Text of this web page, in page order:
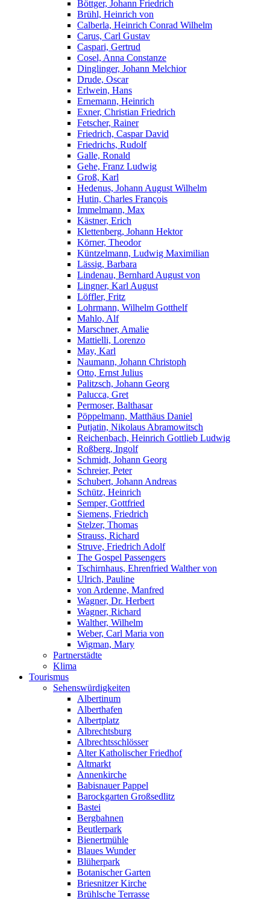
Böttger, Johann Friedrich
Brühl, Heinrich von
Calberla, Heinrich Conrad Wilhelm
Carus, Carl Gustav
Caspari, Gertrud
Cosel, Anna Constanze
Dinglinger, Johann Melchior
Drude, Oscar
Erlwein, Hans
Ernemann, Heinrich
Exner, Christian Friedrich
Fetscher, Rainer
Friedrich, Caspar David
Friedrichs, Rudolf
Galle, Ronald
Gehe, Franz Ludwig
Groß, Karl
Hedenus, Johann August Wilhelm
Hutin, Charles François
Immelmann, Max
Kästner, Erich
Klettenberg, Johann Hektor
Körner, Theodor
Küntzelmann, Ludwig Maximilian
Lässig, Barbara
Lindenau, Bernhard August von
Lingner, Karl August
Löffler, Fritz
Lohrmann, Wilhelm Gotthelf
Mahlo, Alf
Marschner, Amalie
Mattielli, Lorenzo
May, Karl
Naumann, Johann Christoph
Otto, Ernst Julius
Palitzsch, Johann Georg
Palucca, Gret
Permoser, Balthasar
Pöppelmann, Matthäus Daniel
Putjatin, Nikolaus Abramowitsch
Reichenbach, Heinrich Gottlieb Ludwig
Roßberg, Ingolf
Schmidt, Johann Georg
Schreier, Peter
Schubert, Johann Andreas
Schütz, Heinrich
Semper, Gottfried
Siemens, Friedrich
Stelzer, Thomas
Strauss, Richard
Struve, Friedrich Adolf
The Gospel Passengers
Tschirnhaus, Ehrenfried Walther von
Ulrich, Pauline
von Ardenne, Manfred
Wagner, Dr. Herbert
Wagner, Richard
Walther, Wilhelm
Weber, Carl Maria von
Wigman, Mary
Partnerstädte
Klima
Tourismus
Sehenswürdigkeiten
Albertinum
Alberthafen
Albertplatz
Albrechtsburg
Albrechtsschlösser
Alter Katholischer Friedhof
Altmarkt
Annenkirche
Babisnauer Pappel
Barockgarten Großsedlitz
Bastei
Bergbahnen
Beutlerpark
Bienertmühle
Blaues Wunder
Blüherpark
Botanischer Garten
Briesnitzer Kirche
Brühlsche Terrasse